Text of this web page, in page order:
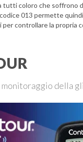
tutti coloro che soffrono
013 permette
per controllare la propria
della